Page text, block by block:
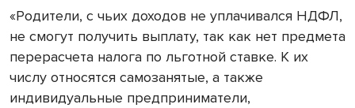
«Родители, с чьих доходов не уплачивался НДФЛ,
не смогут получить выплату, так как нет предмета
перерасчета налога по льготной ставке. К их
числу относятся самозанятые, а также
индивидуальные предприниматели,